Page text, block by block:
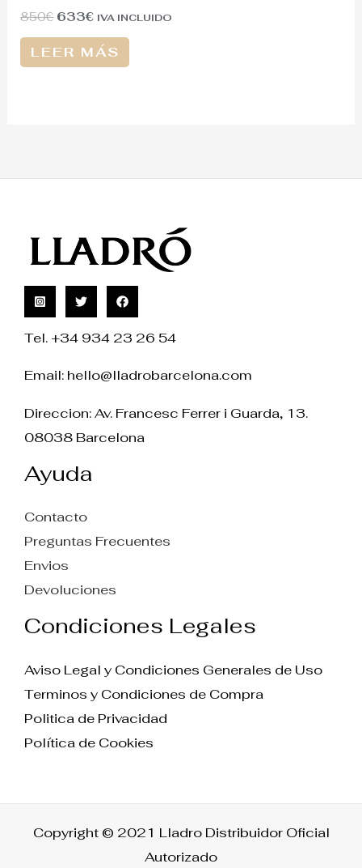
850€ 633€ IVA INCLUIDO
LEER MÁS
Tel. +34 934 23 26 54
Email: hello@lladrobarcelona.com
Direccion: Av. Francesc Ferrer i Guarda, 13.
08038 Barcelona
Ayuda
Contacto
Preguntas Frecuentes
Envios
Devoluciones
Condiciones Legales
Aviso Legal y Condiciones Generales de Uso
Terminos y Condiciones de Compra
Politica de Privacidad
Política de Cookies
Copyright © 2021 Lladro Distribuidor Oficial
Autorizado